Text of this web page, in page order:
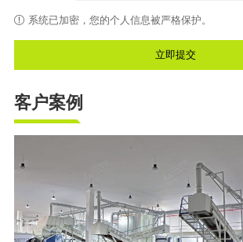
系统已加密，您的个人信息被严格保护。
客户案例